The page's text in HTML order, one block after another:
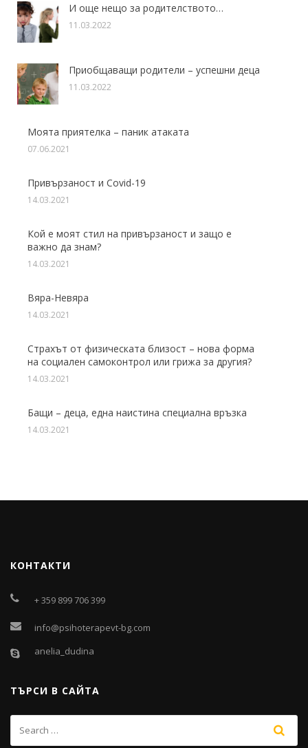
И още нещо за родителството…
11.03.2022
Приобщаващи родители – успешни деца
11.03.2022
Моята приятелка – паник атаката
07.06.2021
Привързаност и Covid-19
14.03.2021
Кой е моят стил на привързаност и защо е
важно да знам?
14.03.2021
Вяра-Невяра
14.03.2021
Страхът от физическата близост – нова форма
на социален самоконтрол или грижа за другия?
14.03.2021
Бащи – деца, една наистина специална връзка
14.03.2021
КОНТАКТИ
+ 359 899 706 399
info@psihoterapevt-bg.com
anelia_dudina
ТЪРСИ В САЙТА